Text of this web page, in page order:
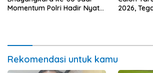
Momentum Polri Hadir Nyata
2026,
Rekomendasi untuk kamu